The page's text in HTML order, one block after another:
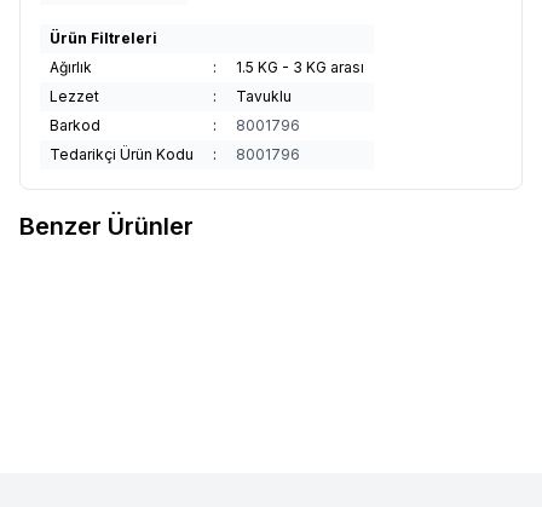
Ürün Filtreleri
Ağırlık
:
1.5 KG - 3 KG arası
Lezzet
:
Tavuklu
Barkod
:
8001796
Tedarikçi Ürün Kodu
: 8001796
Benzer Ürünler